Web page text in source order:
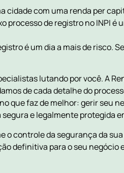
cidade com uma renda per
processo de registro no INPI é
é um dia a mais de risco.
lutando por você. A
de cada detalhe do
que faz de melhor: gerir seu
e legalmente protegida
o controle da segurança da
definitiva para o seu